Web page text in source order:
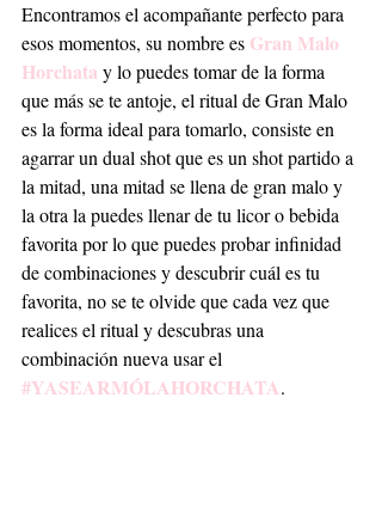
Encontramos el acompañante perfecto para
esos momentos, su nombre es Gran Malo
Horchata y lo puedes tomar de la forma
que más se te antoje, el ritual de Gran Malo
es la forma ideal para tomarlo, consiste en
agarrar un dual shot que es un shot partido a
la mitad, una mitad se llena de gran malo y
la otra la puedes llenar de tu licor o bebida
favorita por lo que puedes probar infinidad
de combinaciones y descubrir cuál es tu
favorita, no se te olvide que cada vez que
realices el ritual y descubras una
combinación nueva usar el
#YASEARMÓLAHORCHATA.